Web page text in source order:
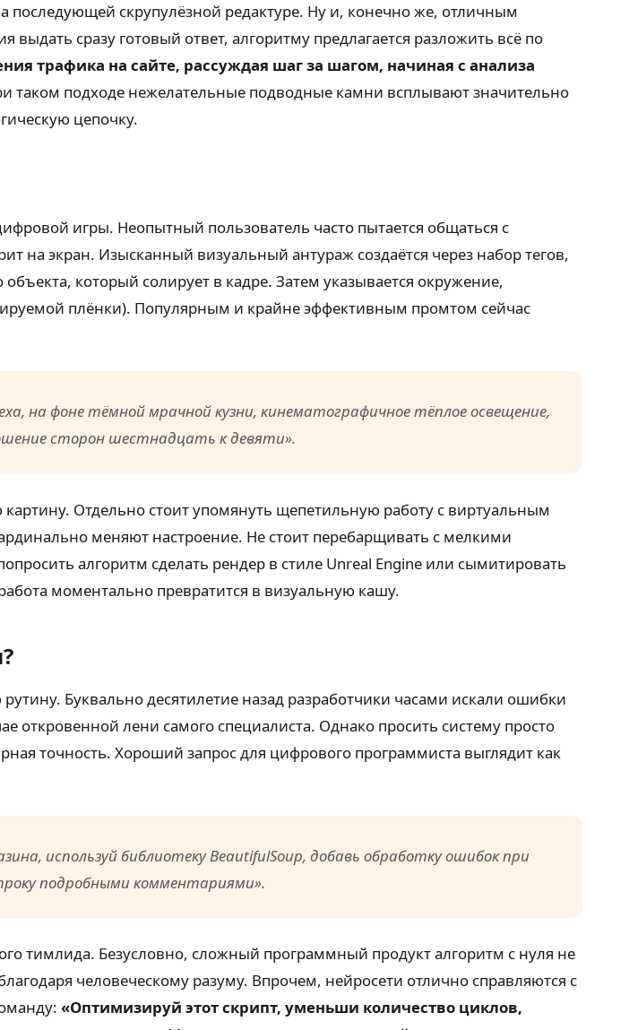
скрупулёзной редактуре. Ну и, конечно же, отличным
сразу готовый ответ, алгоритму предлагается разложить всё по
трафика на сайте, рассуждая шаг за шагом, начиная с анализа
таком подходе нежелательные подводные камни всплывают значительно
цепочку.
игры. Неопытный пользователь часто пытается общаться с
на экран. Изысканный визуальный антураж создаётся через набор тегов,
который солирует в кадре. Затем указывается окружение,
плёнки). Популярным и крайне эффективным промтом сейчас
на фоне тёмной мрачной кузни, кинематографичное тёплое освещение,
сторон шестнадцать к девяти».
Отдельно стоит упомянуть щепетильную работу с виртуальным
меняют настроение. Не стоит перебарщивать с мелкими
алгоритм сделать рендер в стиле Unreal Engine или сымитировать
моментально превратится в визуальную кашу.
Буквально десятилетие назад разработчики часами искали ошибки
откровенной лени самого специалиста. Однако просить систему просто
точность. Хороший запрос для цифрового программиста выглядит как
используй библиотеку BeautifulSoup, добавь обработку ошибок при
подробными комментариями».
тимлида. Безусловно, сложный программный продукт алгоритм с нуля не
человеческому разуму. Впрочем, нейросети отлично справляются с
«Оптимизируй этот скрипт, уменьши количество циклов,